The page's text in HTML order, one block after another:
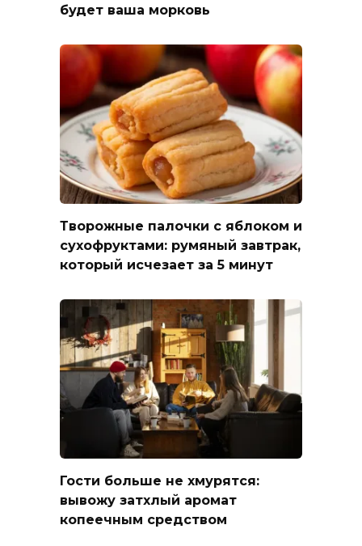
будет ваша морковь
Творожные палочки с яблоком и
сухофруктами: румяный завтрак,
который исчезает за 5 минут
Гости больше не хмурятся:
вывожу затхлый аромат
копеечным средством